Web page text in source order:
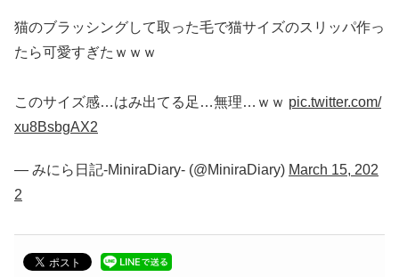
猫のブラッシングして取った毛で猫サイズのスリッパ作っ
たら可愛すぎたｗｗｗ
このサイズ感…はみ出てる足…無理…ｗｗ pic.twitter.com/
xu8BsbgAX2
— みにら日記-MiniraDiary- (@MiniraDiary) March 15, 202
2